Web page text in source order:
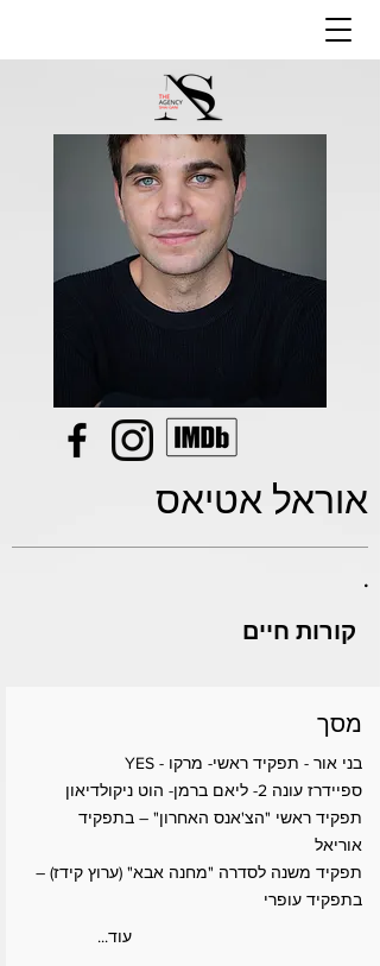
אוראל אטיאס
.
קורות חיים
מסך
בני אור - תפקיד ראשי- מרקו - YES
ספיידרז עונה 2- ליאם ברמן- הוט ניקולדיאון
תפקיד ראשי "הצ'אנס האחרון" – בתפקיד
אוריאל
תפקיד משנה לסדרה "מחנה אבא" (ערוץ קידז) –
בתפקיד עופרי
...עוד